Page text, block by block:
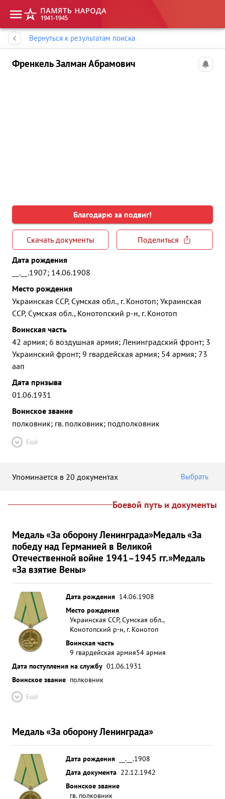
Вернуться к результатам поиска
Френкель Залман Абрамович
Благодарю за подвиг!
Скачать документы
Поделиться
Дата рождения
__.__.1907; 14.06.1908
Место рождения
Украинская ССР, Сумская обл., г. Конотоп; Украинская
ССР, Сумская обл., Конотопский р-н, г. Конотоп
Воинская часть
42 армия; 6 воздушная армия; Ленинградский фронт; 3
Украинский фронт; 9 гвардейская армия; 54 армия; 73
аап
Дата призыва
01.06.1931
Воинское звание
полковник; гв. полковник; подполковник
Ещё
Упоминается в 20 документах Выбрать
Боевой путь и документы
Медаль «За оборону Ленинграда»Медаль «За
победу над Германией в Великой
Отечественной войне 1941–1945 гг.»Медаль
«За взятие Вены»
Дата рождения 14.06.1908
Место рождения
Украинская ССР, Сумская обл.,
Конотопский р-н, г. Конотоп
Воинская часть
9 гвардейская армия54 армия
Дата поступления на службу 01.06.1931
Воинское звание полковник
Ещё
Медаль «За оборону Ленинграда»
Дата рождения
__.__.1908
Дата документа 22.12.1942
Воинское звание
гв. полковник
Память народа